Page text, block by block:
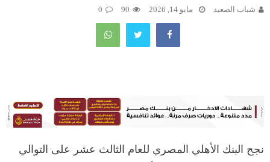
شباب الصعيد مايو 14, 2026 90
0
نجح البنك الأهلي المصري للعام الثالث عشر على التوالي